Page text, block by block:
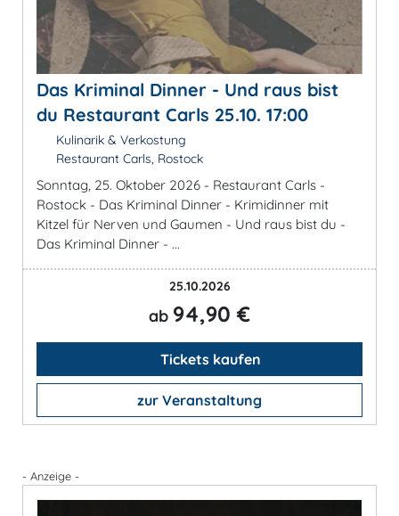
Das Kriminal Dinner - Und raus bist
du Restaurant Carls 25.10. 17:00
Kulinarik & Verkostung
Restaurant Carls, Rostock
Sonntag, 25. Oktober 2026 - Restaurant Carls -
Rostock - Das Kriminal Dinner - Krimidinner mit
Kitzel für Nerven und Gaumen - Und raus bist du -
Das Kriminal Dinner - ...
25.10.2026
ab 94,90 €
Tickets kaufen
zur Veranstaltung
- Anzeige -